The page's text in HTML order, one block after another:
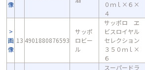
像
０ｍｌ×６×
４
画
像
13 4901880876593
サッポ
ロビー
ル
サッポロ ヱ
ビスロイヤル
セレクション
３５０ｍｌ×
６
スーパードラ